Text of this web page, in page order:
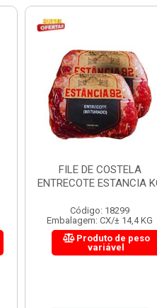
CUPIM BOV CONG B PUL
KG
Código: 19965
Embalagem: CX/± 18,36 KG
Produto de peso
variável